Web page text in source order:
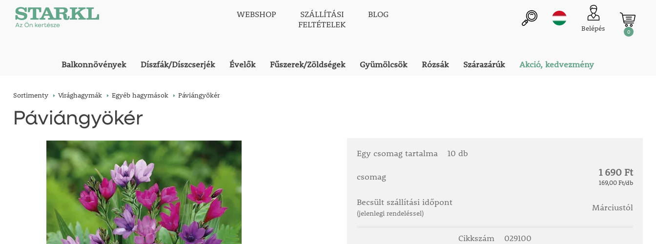
WEBSHOP
SZÁLLÍTÁSI
FELTÉTELEK
BLOG
Belépés 0
Balkonnövények Díszfák/Díszcserjék Évelők Fűszerek/Zöldségek Gyümölcsök Rózsák Szárazárúk Akció, kedvezmény
Sortimenty Virághagymák Egyéb hagymások Páviángyökér
Páviángyökér
Egy csomag tartalma 10 db
csomag 1 690 Ft
169,00 Ft/db
Becsült szállítási időpont
(jelenlegi rendeléssel)
Márciustól
Cikkszám 029100